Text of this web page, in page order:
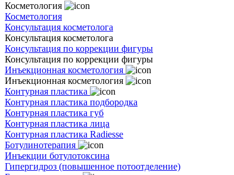
Косметология
Косметология
Консультация косметолога
Консультация косметолога
Консультация по коррекции фигуры
Консультация по коррекции фигуры
Инъекционная косметология
Инъекционная косметология
Контурная пластика
Контурная пластика подбородка
Контурная пластика губ
Контурная пластика лица
Контурная пластика Radiesse
Ботулинотерапия
Инъекции ботулотоксина
Гипергидроз (повышенное потоотделение)